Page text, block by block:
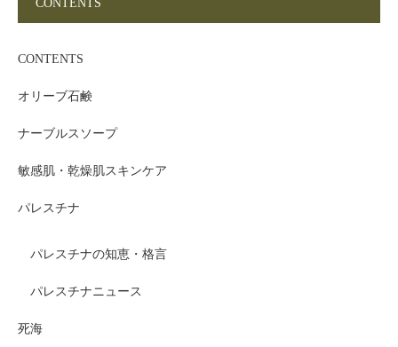
CONTENTS
CONTENTS
オリーブ石鹸
ナーブルスソープ
敏感肌・乾燥肌スキンケア
パレスチナ
パレスチナの知恵・格言
パレスチナニュース
死海